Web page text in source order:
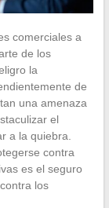
comerciales a
de los
la
de
una amenaza
el
a la quiebra.
contra
es el seguro
los